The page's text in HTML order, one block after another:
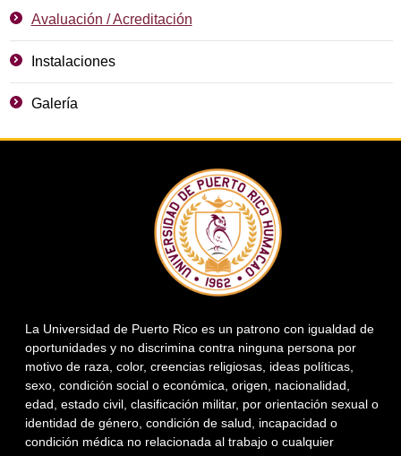
Avaluación / Acreditación
Instalaciones
Galería
La Universidad de Puerto Rico es un patrono con igualdad de
oportunidades y no discrimina contra ninguna persona por
motivo de raza, color, creencias religiosas, ideas políticas,
sexo, condición social o económica, origen, nacionalidad,
edad, estado civil, clasificación militar, por orientación sexual o
identidad de género, condición de salud, incapacidad o
condición médica no relacionada al trabajo o cualquier